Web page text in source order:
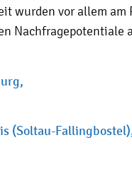
wurden vor allem am
Nachfragepotentiale
(Soltau-